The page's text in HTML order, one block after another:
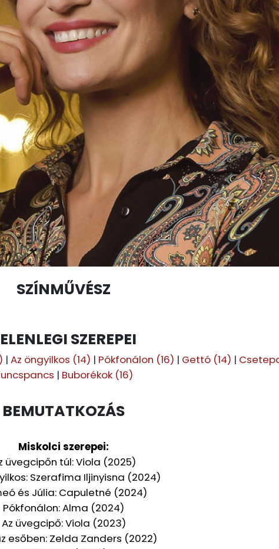
SZÍNMŰVÉSZ
SZEREPEI
| Az öngyilkos (14) | Pókfonálon (16) | Gettó (14) |
| Buborékok (16)
BEMUTATKOZÁS
Miskolci szerepei:
üvegcipőn túl: Viola (2025)
Szerafima Iljinyisna (2024)
és Júlia: Capuletné (2024)
Pókfonálon: Alma (2024)
Az üvegcipő: Viola (2023)
esőben: Zelda Zanders (2022)